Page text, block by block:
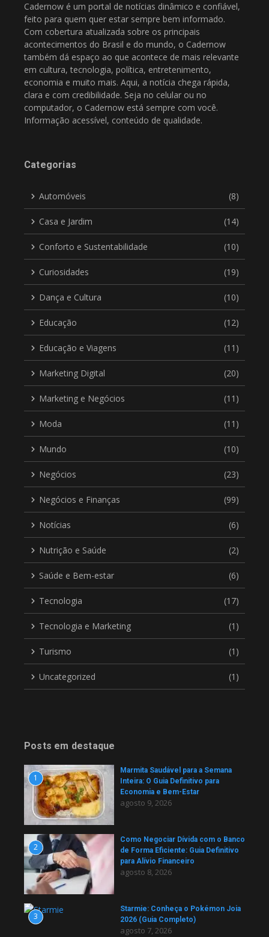
Cadernow é um portal de notícias dinâmico e confiável,
feito para quem quer estar sempre bem informado.
Com cobertura atualizada sobre os principais
acontecimentos do Brasil e do mundo, o Cadernow
também dá espaço ao que acontece de mais relevante
em cultura, tecnologia, política, entretenimento,
economia e muito mais. Aqui, a notícia chega rápida,
clara e com credibilidade. Seja no celular ou no
computador, o Cadernow está sempre com você.
Informação acessível, conteúdo de qualidade.
Categorias
Automóveis (8)
Casa e Jardim (14)
Conforto e Sustentabilidade (10)
Curiosidades (19)
Dança e Cultura (10)
Educação (12)
Educação e Viagens (11)
Marketing Digital (20)
Marketing e Negócios (11)
Moda (11)
Mundo (10)
Negócios (23)
Negócios e Finanças (99)
Notícias (6)
Nutrição e Saúde (2)
Saúde e Bem-estar (6)
Tecnologia (17)
Tecnologia e Marketing (1)
Turismo (1)
Uncategorized (1)
Posts em destaque
1
Marmita Saudável para a Semana
Inteira: O Guia Definitivo para
Economia e Bem-Estar
agosto 9, 2026
2
Como Negociar Dívida com o Banco
de Forma Eficiente: Guia Definitivo
para Alívio Financeiro
agosto 8, 2026
3
Starmie: Conheça o Pokémon Joia
2026 (Guia Completo)
agosto 7, 2026